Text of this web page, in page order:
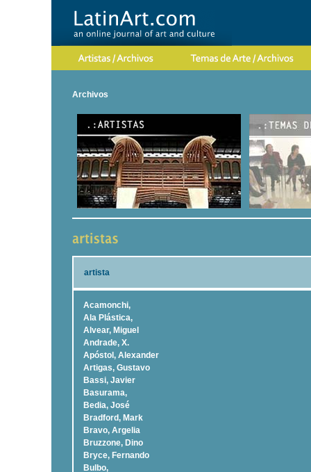
Archivos
artista
Acamonchi,
Ala Plástica,
Alvear, Miguel
Andrade, X.
Apóstol, Alexander
Artigas, Gustavo
Bassi, Javier
Basurama,
Bedia, José
Bradford, Mark
Bravo, Argelia
Bruzzone, Dino
Bryce, Fernando
Bulbo,